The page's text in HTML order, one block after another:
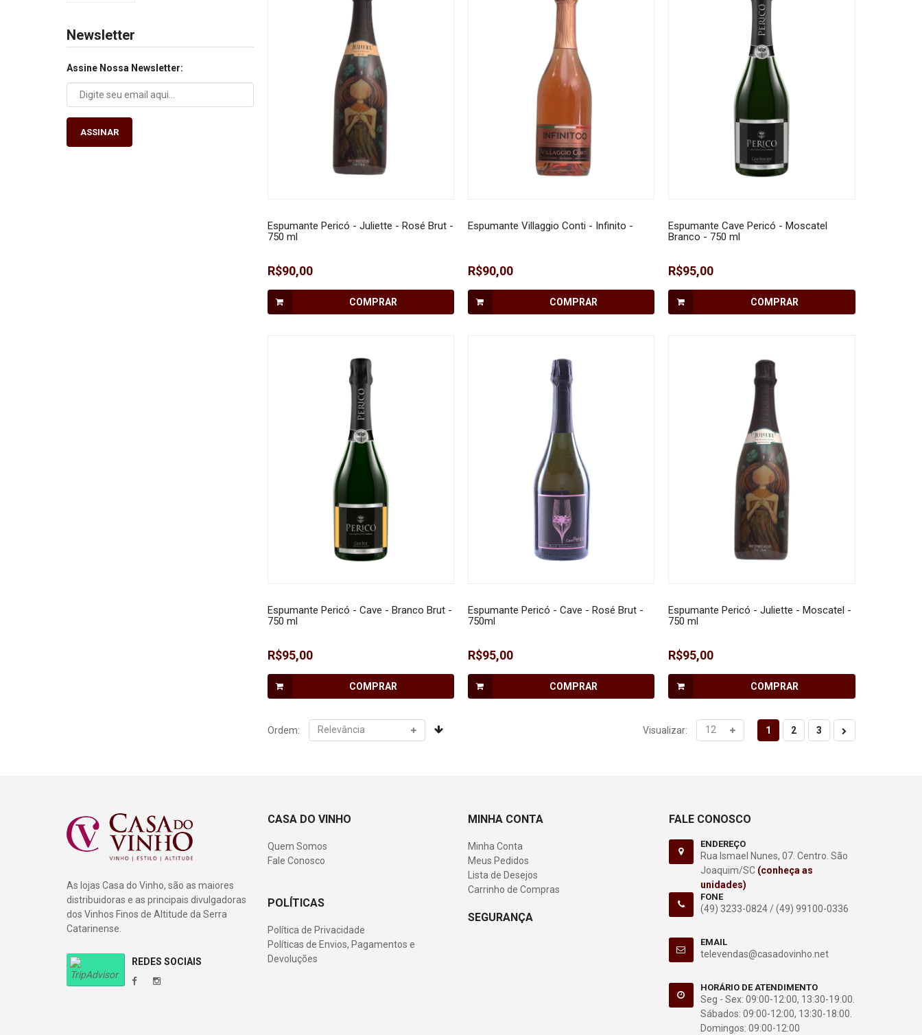
Newsletter
Assine Nossa Newsletter:
ASSINAR
Espumante Pericó - Juliette - Rosé Brut -
750 ml
R$90,00
COMPRAR
Espumante Villaggio Conti - Infinito -
R$90,00
COMPRAR
Espumante Cave Pericó - Moscatel
Branco - 750 ml
R$95,00
COMPRAR
Espumante Pericó - Cave - Branco Brut -
750 ml
R$95,00
COMPRAR
Espumante Pericó - Cave - Rosé Brut -
750ml
R$95,00
COMPRAR
Espumante Pericó - Juliette - Moscatel -
750 ml
R$95,00
COMPRAR
Ordem: Visualizar: 1 2 3
As lojas Casa do Vinho, são as maiores
distribuidoras e as principais divulgadoras
dos Vinhos Finos de Altitude da Serra
Catarinense.
REDES SOCIAIS
CASA DO VINHO
Quem Somos
Fale Conosco
POLÍTICAS
Política de Privacidade
Políticas de Envios, Pagamentos e
Devoluções
MINHA CONTA
Minha Conta
Meus Pedidos
Lista de Desejos
Carrinho de Compras
SEGURANÇA
FALE CONOSCO
ENDEREÇO
Rua Ismael Nunes, 07. Centro. São
Joaquim/SC (conheça as
unidades)
FONE
(49) 3233-0824 / (49) 99100-0336
EMAIL
televendas@casadovinho.net
HORÁRIO DE ATENDIMENTO
Seg - Sex: 09:00-12:00, 13:30-19:00.
Sábados: 09:00-12:00, 13:30-18:00.
Domingos: 09:00-12:00